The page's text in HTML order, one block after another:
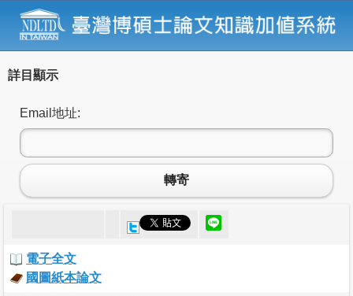
詳目顯示
Email地址:
轉寄
電子全文
國圖紙本論文